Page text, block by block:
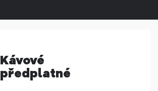
Kávové
předplatné